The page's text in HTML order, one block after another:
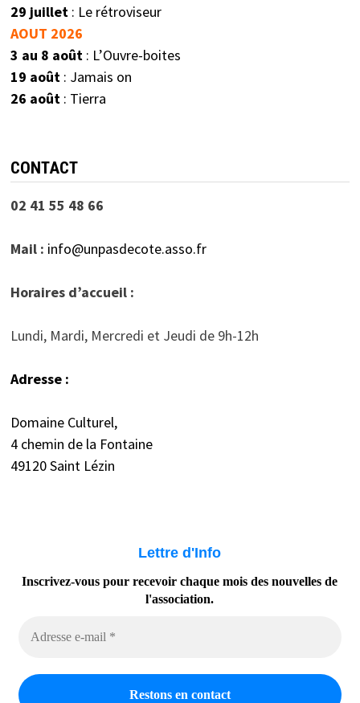
29 juillet: Le rétroviseur
AOUT 2026
3 au 8 août: L’Ouvre-boites
19 août: Jamais on
26 août: Tierra
CONTACT
02 41 55 48 66
Mail : info@unpasdecote.asso.fr
Horaires d’accueil :
Lundi, Mardi, Mercredi et Jeudi de 9h-12h
Adresse :
Domaine Culturel,
4 chemin de la Fontaine
49120 Saint Lézin
Lettre d'Info
Inscrivez-vous pour recevoir chaque mois des nouvelles de
l'association.